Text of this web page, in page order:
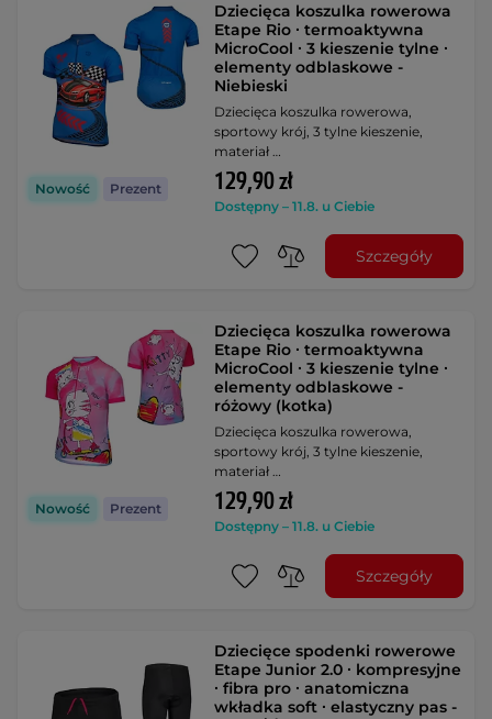
Nowość Prezent
Dziecięca koszulka rowerowa
Etape Rio ∙ termoaktywna
MicroCool ∙ 3 kieszenie tylne ∙
elementy odblaskowe -
Niebieski
Dziecięca koszulka rowerowa,
sportowy krój, 3 tylne kieszenie,
materiał …
129,90 zł
Dostępny – 11.8. u Ciebie
Szczegóły
Nowość Prezent
Dziecięca koszulka rowerowa
Etape Rio ∙ termoaktywna
MicroCool ∙ 3 kieszenie tylne ∙
elementy odblaskowe -
różowy (kotka)
Dziecięca koszulka rowerowa,
sportowy krój, 3 tylne kieszenie,
materiał …
129,90 zł
Dostępny – 11.8. u Ciebie
Szczegóły
Dziecięce spodenki rowerowe
Etape Junior 2.0 ∙ kompresyjne
∙ fibra pro ∙ anatomiczna
wkładka soft ∙ elastyczny pas -